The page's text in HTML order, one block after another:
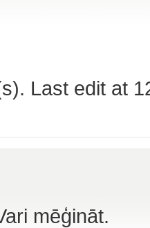
Last edit at
mēģināt.